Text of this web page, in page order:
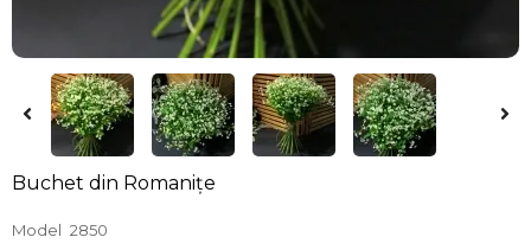
Buchet din Romanițe
Model 2850